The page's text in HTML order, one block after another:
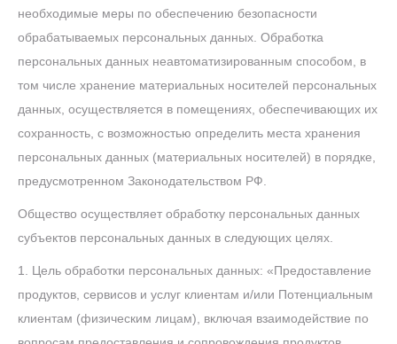
необходимые меры по обеспечению безопасности
обрабатываемых персональных данных. Обработка
персональных данных неавтоматизированным способом, в
том числе хранение материальных носителей персональных
данных, осуществляется в помещениях, обеспечивающих их
сохранность, с возможностью определить места хранения
персональных данных (материальных носителей) в порядке,
предусмотренном Законодательством РФ.
Общество осуществляет обработку персональных данных
субъектов персональных данных в следующих целях.
1. Цель обработки персональных данных: «Предоставление
продуктов, сервисов и услуг клиентам и/или Потенциальным
клиентам (физическим лицам), включая взаимодействие по